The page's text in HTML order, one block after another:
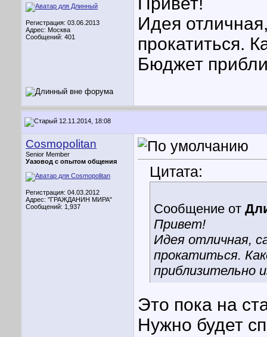
Регистрация: 03.06.2013
Адрес: Москва
Сообщений: 401
Идея
прокатиться.
Бюджет
12.11.2014, 18:08
Cosmopolitan
Senior Member
Уазовод с опытом общения
Регистрация: 04.03.2012
Адрес: "ГРАЖДАНИН МИРА"
Сообщений: 1,937
Цитата:
Сообщение от
Привет!
Идея отличная,
прокатиться.
приблизительно
Это пока на
Нужно будет